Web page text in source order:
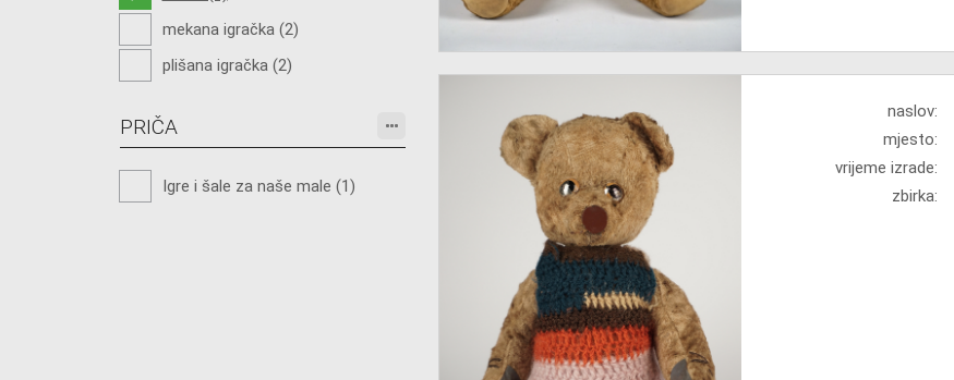
mekana igračka (2)
plišana igračka (2)
PRIČA
Igre i šale za naše male (1)
naslov:
mjesto:
vrijeme izrade:
zbirka: